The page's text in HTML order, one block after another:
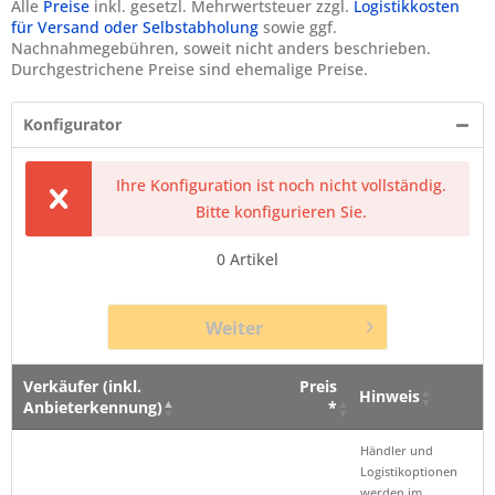
Alle Preise inkl. gesetzl. Mehrwertsteuer zzgl. Logistikkosten
für Versand oder Selbstabholung sowie ggf.
Nachnahmegebühren, soweit nicht anders beschrieben.
Durchgestrichene Preise sind ehemalige Preise.
Konfigurator
Ihre Konfiguration ist noch nicht vollständig.
Bitte konfigurieren Sie.
0 Artikel
Weiter
Verkäufer (inkl.
Anbieterkennung)
Preis
*
Hinweis
Händler und
Logistikoptionen